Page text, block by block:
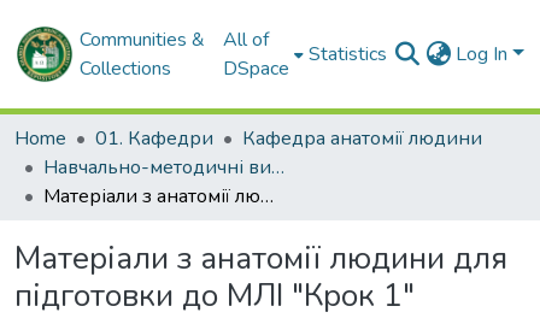
Communities &
Collections
All of
DSpace
Statistics Log In
Home 01. Кафедри
Кафедра анатомії людини
Навчально-методичні видання. Кафедра анатомії людини
Матеріали з анатомії людини для підготовки до МЛІ "Крок 1"
Матеріали з анатомії людини для
підготовки до МЛІ "Крок 1"